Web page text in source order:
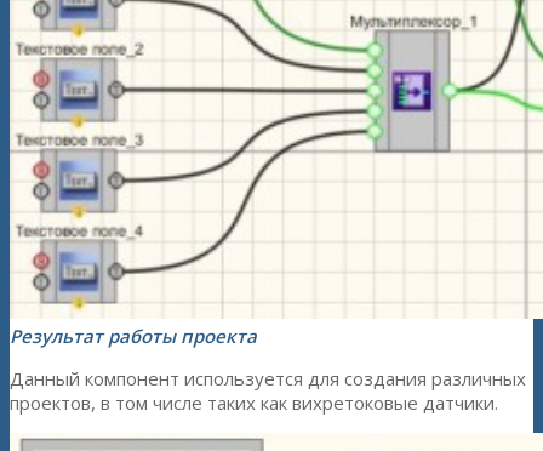
Результат работы проекта
Данный компонент используется для создания различных
проектов, в том числе таких как вихретоковые датчики.